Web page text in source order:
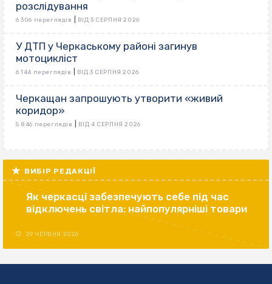
розслідування
6 306 переглядів ВІД 3 СЕРПНЯ 2026
У ДТП у Черкаському районі загинув
мотоцикліст
6 144 переглядів ВІД 3 СЕРПНЯ 2026
Черкащан запрошують утворити «живий
коридор»
5 846 переглядів ВІД 4 СЕРПНЯ 2026
ВИБІР РЕДАКЦІЇ
Як черкасці забезпечують себе під час
відключень світла: найпопулярніші товари
29 ЧЕРВНЯ 2026